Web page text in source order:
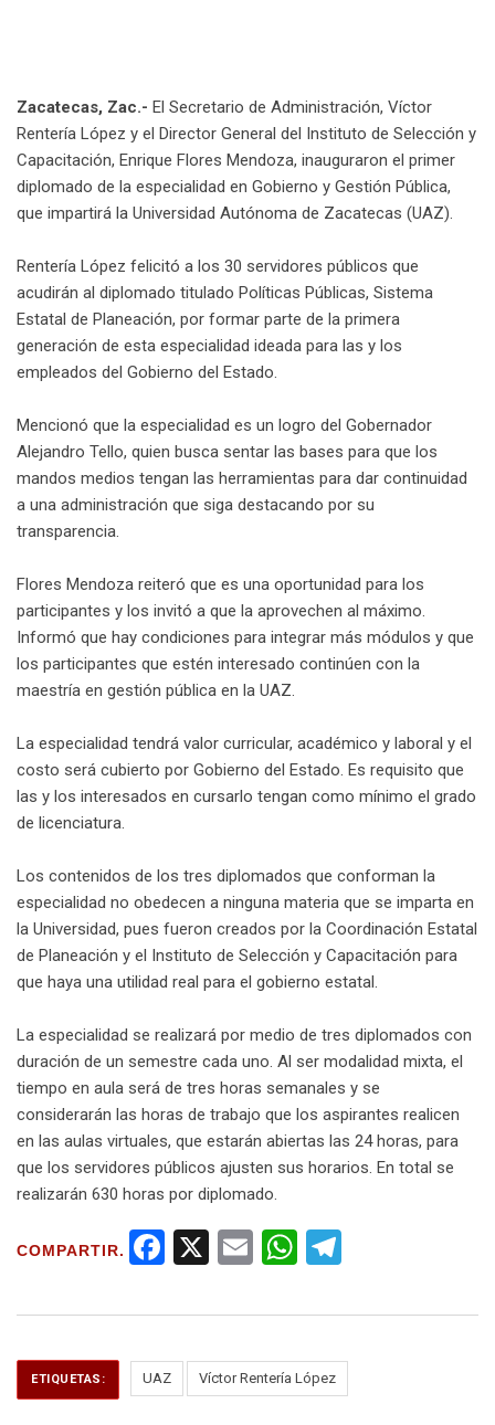
Zacatecas, Zac.- El Secretario de Administración, Víctor
Rentería López y el Director General del Instituto de Selección y
Capacitación, Enrique Flores Mendoza, inauguraron el primer
diplomado de la especialidad en Gobierno y Gestión Pública,
que impartirá la Universidad Autónoma de Zacatecas (UAZ).
Rentería López felicitó a los 30 servidores públicos que
acudirán al diplomado titulado Políticas Públicas, Sistema
Estatal de Planeación, por formar parte de la primera
generación de esta especialidad ideada para las y los
empleados del Gobierno del Estado.
Mencionó que la especialidad es un logro del Gobernador
Alejandro Tello, quien busca sentar las bases para que los
mandos medios tengan las herramientas para dar continuidad
a una administración que siga destacando por su
transparencia.
Flores Mendoza reiteró que es una oportunidad para los
participantes y los invitó a que la aprovechen al máximo.
Informó que hay condiciones para integrar más módulos y que
los participantes que estén interesado continúen con la
maestría en gestión pública en la UAZ.
La especialidad tendrá valor curricular, académico y laboral y el
costo será cubierto por Gobierno del Estado. Es requisito que
las y los interesados en cursarlo tengan como mínimo el grado
de licenciatura.
Los contenidos de los tres diplomados que conforman la
especialidad no obedecen a ninguna materia que se imparta en
la Universidad, pues fueron creados por la Coordinación Estatal
de Planeación y el Instituto de Selección y Capacitación para
que haya una utilidad real para el gobierno estatal.
La especialidad se realizará por medio de tres diplomados con
duración de un semestre cada uno. Al ser modalidad mixta, el
tiempo en aula será de tres horas semanales y se
considerarán las horas de trabajo que los aspirantes realicen
en las aulas virtuales, que estarán abiertas las 24 horas, para
que los servidores públicos ajusten sus horarios. En total se
realizarán 630 horas por diplomado.
COMPARTIR.
F
ce
b
o
X
E
ail
W
at
s
A
e
gr
a
ETIQUETAS: UAZ Víctor Rentería López